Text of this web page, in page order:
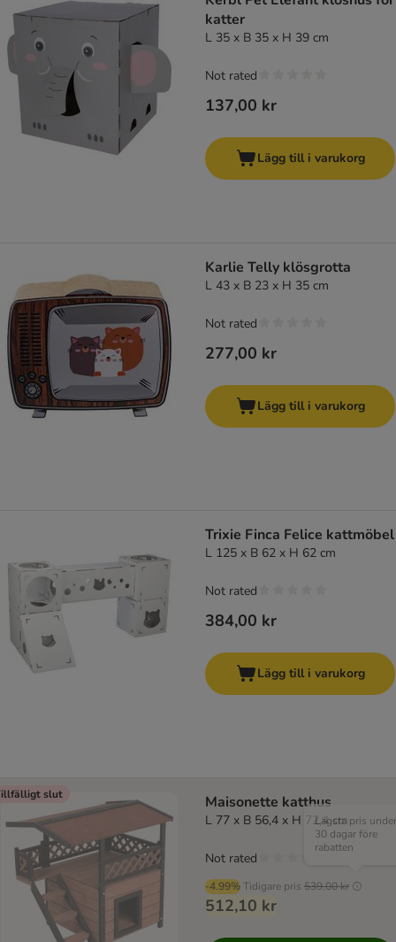
katter
L 35 x B 35 x H 39 cm
137,00 kr
Not rated
Lägg till i varukorg
Karlie Telly klösgrotta
L 43 x B 23 x H 35 cm
277,00 kr
Not rated
Lägg till i varukorg
Trixie Finca Felice kattmöbel
L 125 x B 62 x H 62 cm
384,00 kr
Not rated
Lägg till i varukorg
slut Maisonette katthus
L 77 x B 56,4 x H 72,4 cm
-4.99% Tidigare pris 539,00 kr
Lägsta pris under
30 dagar före
rabatten
512,10 kr
Not rated